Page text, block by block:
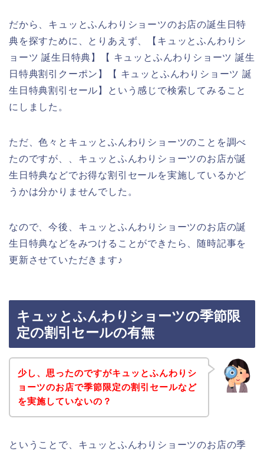
だから、キュッとふんわりショーツのお店の誕生日特
典を探すために、とりあえず、【キュッとふんわりシ
ョーツ 誕生日特典】【 キュッとふんわりショーツ 誕生
日特典割引クーポン】【 キュッとふんわりショーツ 誕
生日特典割引セール】という感じで検索してみること
にしました。
ただ、色々とキュッとふんわりショーツのことを調べ
たのですが、、キュッとふんわりショーツのお店が誕
生日特典などでお得な割引セールを実施しているかど
うかは分かりませんでした。
なので、今後、キュッとふんわりショーツのお店の誕
生日特典などをみつけることができたら、随時記事を
更新させていただきます♪
キュッとふんわりショーツの季節限
定の割引セールの有無
少し、思ったのですがキュッとふんわりシ
ョーツのお店で季節限定の割引セールなど
を実施していないの？
ということで、キュッとふんわりショーツのお店の季